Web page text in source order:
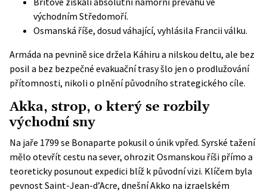
východním Středomoří.
Osmanská říše, dosud váhající, vyhlásila Francii válku.
Armáda na pevnině sice držela Káhiru a nilskou deltu, ale bez
posil a bez bezpečné evakuační trasy šlo jen o prodlužování
přítomnosti, nikoli o plnění původního strategického cíle.
Akka, strop, o který se rozbily
východní sny
Na jaře 1799 se Bonaparte pokusil o únik vpřed. Syrské tažení
mělo otevřít cestu na sever, ohrozit Osmanskou říši přímo a
teoreticky posunout expedici blíž k původní vizi. Klíčem byla
pevnost Saint-Jean-d’Acre, dnešní Akko na izraelském